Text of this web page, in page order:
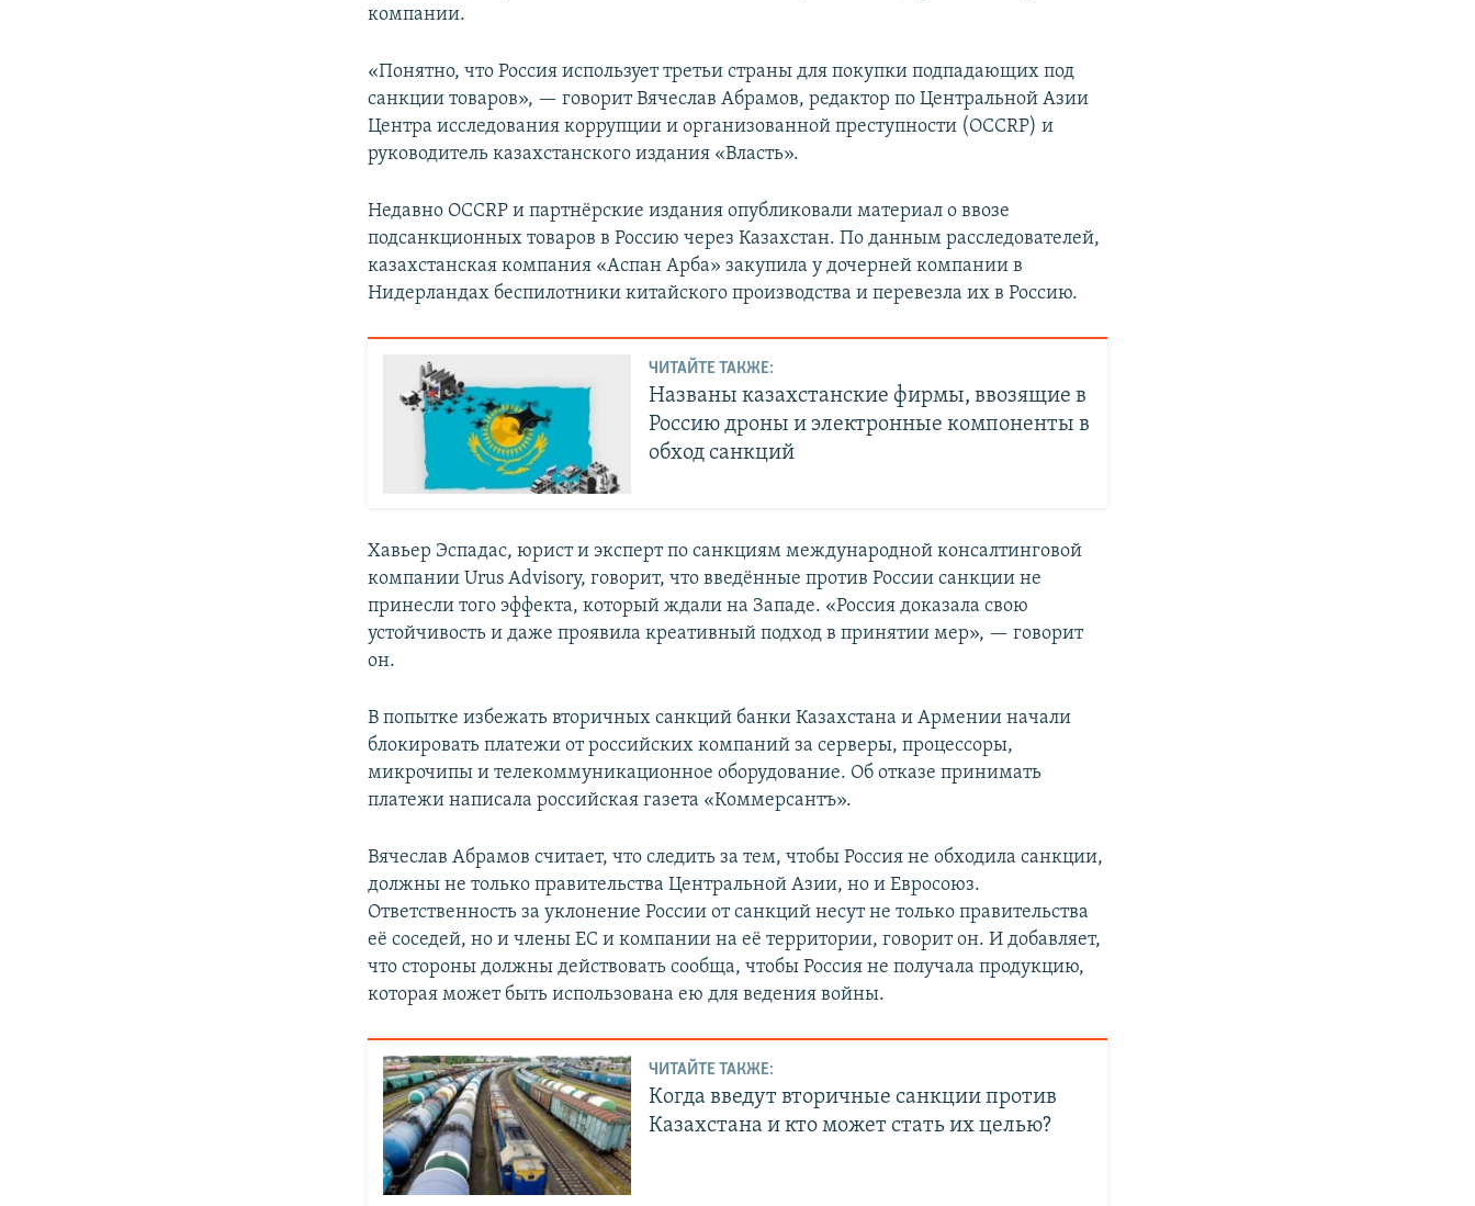
компании.
«Понятно, что Россия использует третьи страны для покупки подпадающих под
санкции товаров», — говорит Вячеслав Абрамов, редактор по Центральной Азии
Центра исследования коррупции и организованной преступности (OCCRP) и
руководитель казахстанского издания «Власть».
Недавно OCCRP и партнёрские издания опубликовали материал о ввозе
подсанкционных товаров в Россию через Казахстан. По данным расследователей,
казахстанская компания «Аспан Арба» закупила у дочерней компании в
Нидерландах беспилотники китайского производства и перевезла их в Россию.
ЧИТАЙТЕ ТАКЖЕ:
Названы казахстанские фирмы, ввозящие в
Россию дроны и электронные компоненты в
обход санкций
Хавьер Эспадас, юрист и эксперт по санкциям международной консалтинговой
компании Urus Advisory, говорит, что введённые против России санкции не
принесли того эффекта, который ждали на Западе. «Россия доказала свою
устойчивость и даже проявила креативный подход в принятии мер», — говорит
он.
В попытке избежать вторичных санкций банки Казахстана и Армении начали
блокировать платежи от российских компаний за серверы, процессоры,
микрочипы и телекоммуникационное оборудование. Об отказе принимать
платежи написала российская газета «Коммерсантъ».
Вячеслав Абрамов считает, что следить за тем, чтобы Россия не обходила санкции,
должны не только правительства Центральной Азии, но и Евросоюз.
Ответственность за уклонение России от санкций несут не только правительства
её соседей, но и члены ЕС и компании на её территории, говорит он. И добавляет,
что стороны должны действовать сообща, чтобы Россия не получала продукцию,
которая может быть использована ею для ведения войны.
ЧИТАЙТЕ ТАКЖЕ:
Когда введут вторичные санкции против
Казахстана и кто может стать их целью?